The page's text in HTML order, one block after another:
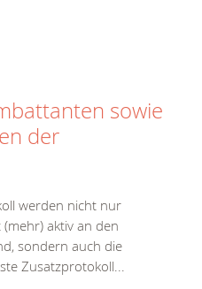
sowie
der
werden nicht nur
aktiv an den
sondern auch die
Zusatzprotokoll...